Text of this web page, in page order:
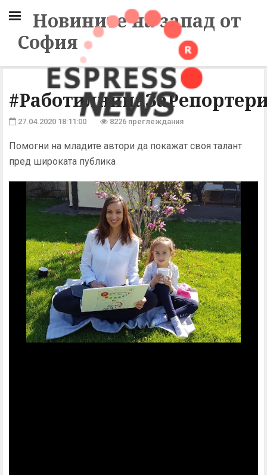
Новините на запад от
София
27.04.2020 18:11:00 8226 преглеждания
Помогни на младите автори да покажат своя талант
пред широката публика